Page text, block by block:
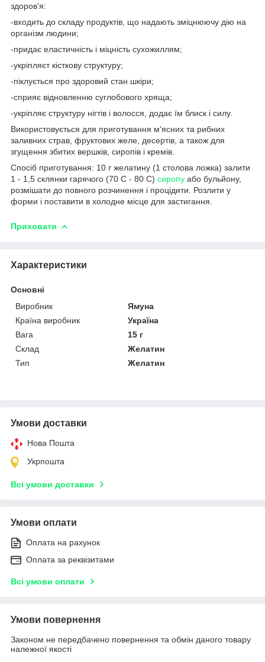
здоров'я:
-входить до складу продуктів, що надають зміцнюючу дію на
організм людини;
-придає еластичність і міцність сухожиллям;
-укріпляєт кісткову структуру;
-піклується про здоровий стан шкіри;
-сприяє відновленню суглобового хряща;
-укріпляє структуру нігтів і волосся, додає їм блиск і силу.
Використовується для приготування м'ясних та рибних
заливних страв, фруктових желе, десертів, а також для
згущення збитих вершків, сиропів і кремів.
Спосіб приготування: 10 г желатину (1 столова ложка) залити
1 - 1,5 склянки гарячого (70 С - 80 С) сиропу або бульйону,
розмішати до повного розчинення і процідити. Розлити у
форми і поставити в холодне місце для застигання.
Приховати
Характеристики
Основні
Виробник
Ямуна
Країна виробник
Україна
Вага
15 г
Склад
Желатин
Тип
Желатин
Умови доставки
Нова Пошта
Укрпошта
Всі умови доставки
Умови оплати
Оплата на рахунок
Оплата за реквізитами
Всі умови оплати
Умови повернення
Законом не передбачено повернення та обмін даного товару
належної якості